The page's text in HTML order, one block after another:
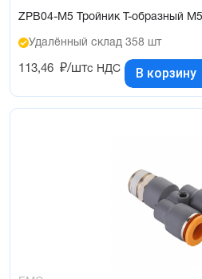
ZPB04-M5 Тройник Т-образный
Удалённый склад 358 шт
113,46 ₽/штс НДС В корзину